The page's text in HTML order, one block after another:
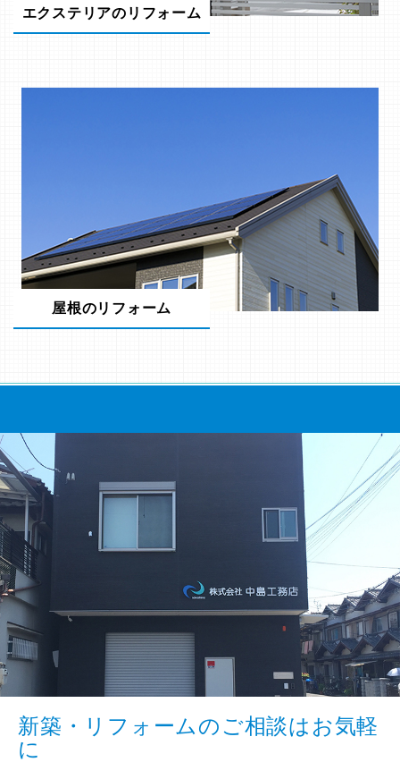
エクステリアのリフォーム
屋根のリフォーム
新築・リフォームのご相談はお気軽
に